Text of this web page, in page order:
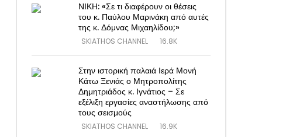
ΝΙΚΗ: «Σε τι διαφέρουν οι θέσεις
του κ. Παύλου Μαρινάκη από αυτές
της κ. Δόμνας Μιχαηλίδου;»
SKIATHOS CHANNEL 16.8K
Στην ιστορική παλαιά Ιερά Μονή
Κάτω Ξενιάς ο Μητροπολίτης
Δημητριάδος κ. Ιγνάτιος – Σε
εξέλιξη εργασίες αναστήλωσης από
τους σεισμούς
SKIATHOS CHANNEL 16.9K